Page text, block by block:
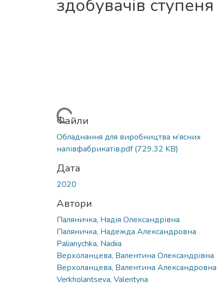
здобувачів
Вантажиться...
Файли
Обладнання для виробництва м’ясних
напівфабрикатів.pdf(729.32 KB)
Дата
2020
Автори
Паляничка, Надія Олександрівна
Паляничка, Надежда Александровна
Palianychka, Nadiia
Верхоланцева, Валентина Олександрівна
Верхоланцева, Валентина Александровна
Verkholantseva, Valentyna